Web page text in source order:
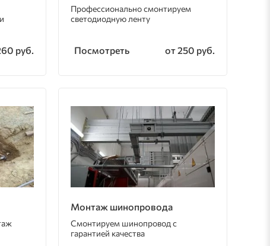
руб.
Профессионально смонтируем
светодиодную ленту
Посмотреть от 250 руб.
Монтаж шинопровода
Смонтируем шинопровод с
гарантией качества